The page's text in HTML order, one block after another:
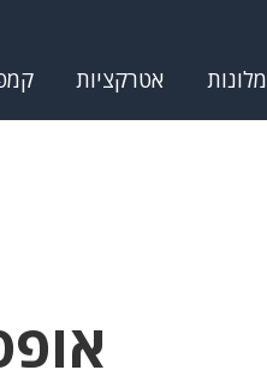
מלונות אטרקציות
אופס!